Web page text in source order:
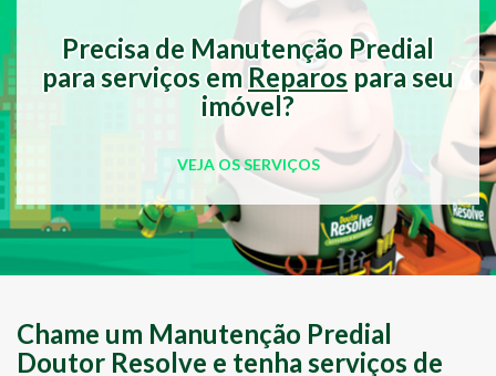
Precisa de Manutenção Predial
para serviços emReparos para seu
imóvel?
VEJA OS SERVIÇOS
Chame um Manutenção Predial
Doutor Resolve e tenha serviços de